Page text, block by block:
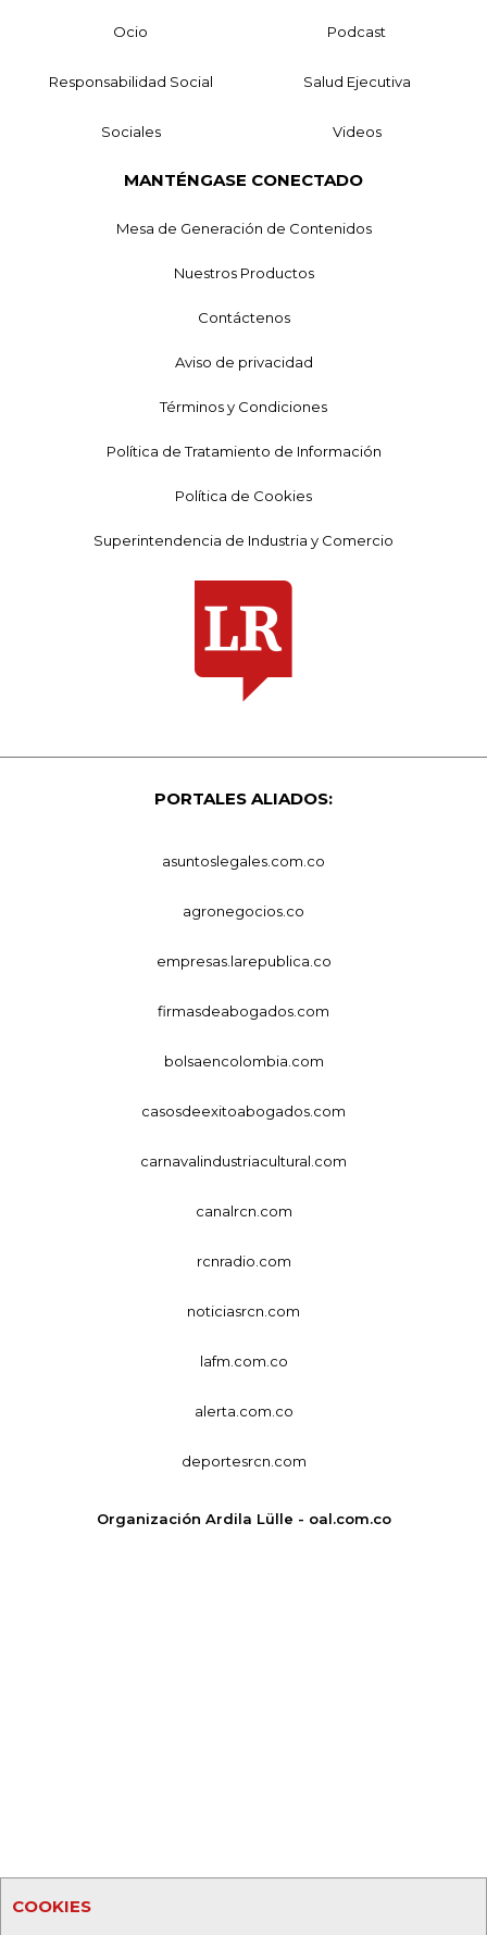
COOKIES
Ocio Podcast
Responsabilidad Social Salud Ejecutiva
Sociales Videos
MANTÉNGASE CONECTADO
Mesa de Generación de Contenidos
Nuestros Productos
Contáctenos
Aviso de privacidad
Términos y Condiciones
Política de Tratamiento de Información
Política de Cookies
Superintendencia de Industria y Comercio
PORTALES ALIADOS:
asuntoslegales.com.co
agronegocios.co
empresas.larepublica.co
firmasdeabogados.com
bolsaencolombia.com
casosdeexitoabogados.com
carnavalindustriacultural.com
canalrcn.com
rcnradio.com
noticiasrcn.com
lafm.com.co
alerta.com.co
deportesrcn.com
Organización Ardila Lülle - oal.com.co